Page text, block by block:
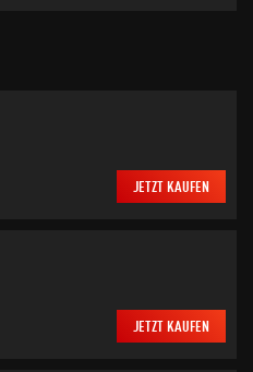
JETZT KAUFEN
JETZT KAUFEN